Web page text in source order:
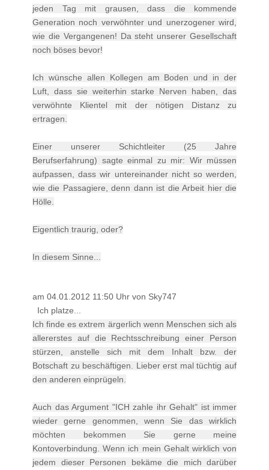
jeden Tag mit grausen, dass die kommende
Generation noch verwöhnter und unerzogener wird,
wie die Vergangenen! Da steht unserer Gesellschaft
noch böses bevor!
Ich wünsche allen Kollegen am Boden und in der
Luft, dass sie weiterhin starke Nerven haben, das
verwöhnte Klientel mit der nötigen Distanz zu
ertragen.
Einer unserer Schichtleiter (25 Jahre
Berufserfahrung) sagte einmal zu mir: Wir müssen
aufpassen, dass wir untereinander nicht so werden,
wie die Passagiere, denn dann ist die Arbeit hier die
Hölle.
Eigentlich traurig, oder?
In diesem Sinne...
am 04.01.2012 11:50 Uhr von Sky747
Ich platze...
Ich finde es extrem ärgerlich wenn Menschen sich als
allererstes auf die Rechtsschreibung einer Person
stürzen, anstelle sich mit dem Inhalt bzw. der
Botschaft zu beschäftigen. Lieber erst mal tüchtig auf
den anderen einprügeln.
Auch das Argument "ICH zahle ihr Gehalt" ist immer
wieder gerne genommen, wenn Sie das wirklich
möchten bekommen Sie gerne meine
Kontoverbindung. Wenn ich mein Gehalt wirklich von
jedem dieser Personen bekäme die mich darüber